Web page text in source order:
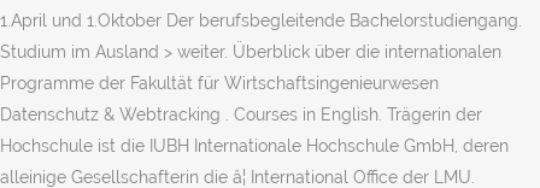
1.April und 1.Oktober Der berufsbegleitende Bachelorstudiengang.
Studium im Ausland > weiter. Überblick über die internationalen
Programme der Fakultät für Wirtschaftsingenieurwesen
Datenschutz & Webtracking . Courses in English. Trägerin der
Hochschule ist die IUBH Internationale Hochschule GmbH, deren
alleinige Gesellschafterin die â¦ International Office der LMU.